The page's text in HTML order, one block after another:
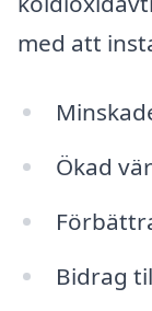
med att
Ökad
Bidrag